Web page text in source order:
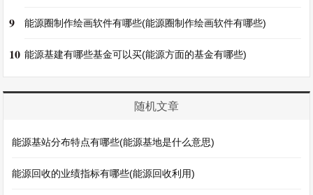
9 能源圈制作绘画软件有哪些(能源圈制作绘画软件有哪些)
10 能源基建有哪些基金可以买(能源方面的基金有哪些)
随机文章
能源基站分布特点有哪些(能源基地是什么意思)
能源回收的业绩指标有哪些(能源回收利用)